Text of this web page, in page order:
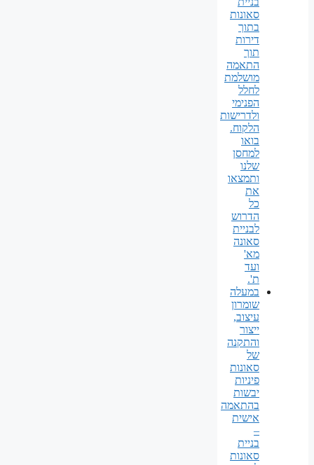
סאונות
בתוך
דירות
תוך
התאמה
מושלמת
לחלל
הפנימי
ולדרישות
הלקוח.
בואו
למחסן
שלנו
ותמצאו
את
כל
הדרוש
לבניית
סאונה
מא'
ועד
ת'.
במעלה
שומרון
עיצוב,
ייצור
והתקנה
של
סאונות
פיניות
יבשות
בהתאמה
אישית
–
בניית
סאונות